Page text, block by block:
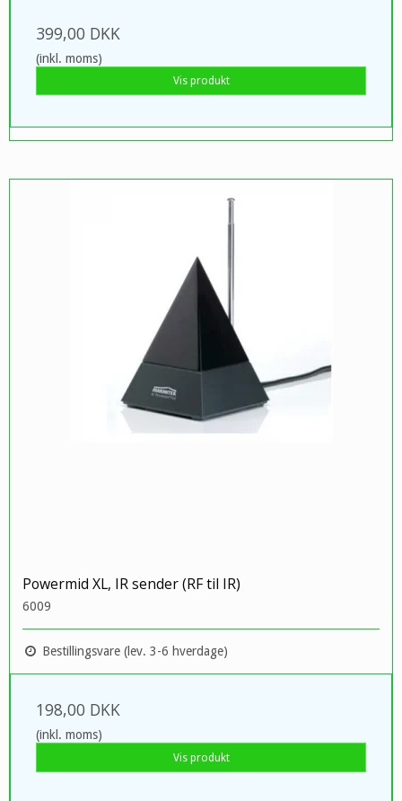
399,00 DKK
(inkl. moms)
Vis produkt
Powermid XL, IR sender (RF til IR)
6009
Bestillingsvare (lev. 3-6 hverdage)
198,00 DKK
(inkl. moms)
Vis produkt